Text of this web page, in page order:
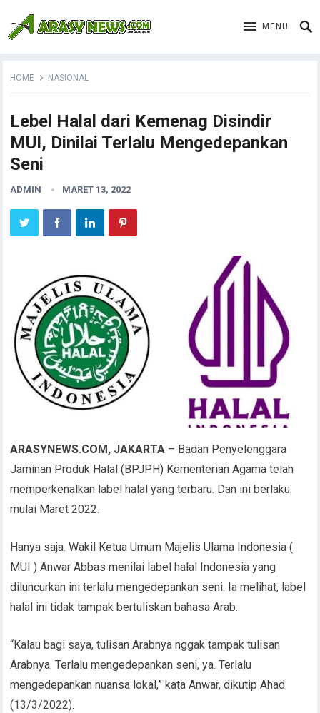
MENU
HOME NASIONAL
Lebel Halal dari Kemenag Disindir
MUI, Dinilai Terlalu Mengedepankan
Seni
ADMIN MARET 13, 2022
ARASYNEWS.COM, JAKARTA – Badan Penyelenggara
Jaminan Produk Halal (BPJPH) Kementerian Agama telah
memperkenalkan label halal yang terbaru. Dan ini berlaku
mulai Maret 2022.
Hanya saja. Wakil Ketua Umum Majelis Ulama Indonesia (
MUI ) Anwar Abbas menilai label halal Indonesia yang
diluncurkan ini terlalu mengedepankan seni. Ia melihat, label
halal ini tidak tampak bertuliskan bahasa Arab.
“Kalau bagi saya, tulisan Arabnya nggak tampak tulisan
Arabnya. Terlalu mengedepankan seni, ya. Terlalu
mengedepankan nuansa lokal,” kata Anwar, dikutip Ahad
(13/3/2022).